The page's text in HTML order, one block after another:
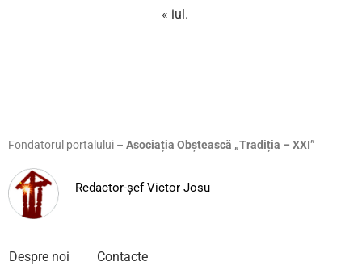
« iul.
Fondatorul portalului – Asociația Obștească „Tradiția – XXI”
Redactor-șef Victor Josu
Despre noi Contacte